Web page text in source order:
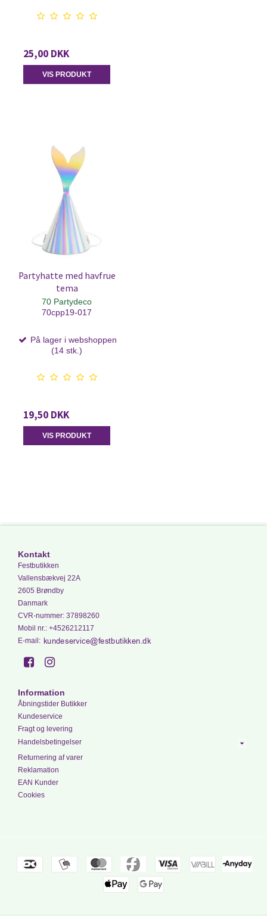
25,00 DKK
VIS PRODUKT
Partyhatte med havfrue
tema
70 Partydeco
70cpp19-017
På lager i webshoppen
(14 stk.)
19,50 DKK
VIS PRODUKT
Kontakt
Festbutikken
Vallensbækvej 22A
2605 Brøndby
Danmark
CVR-nummer: 37898260
Mobil nr.: +4526212117
E-mail :
Information
Åbningstider Butikker
Kundeservice
Fragt og levering
Handelsbetingelser
Returnering af varer
Reklamation
EAN Kunder
Cookies